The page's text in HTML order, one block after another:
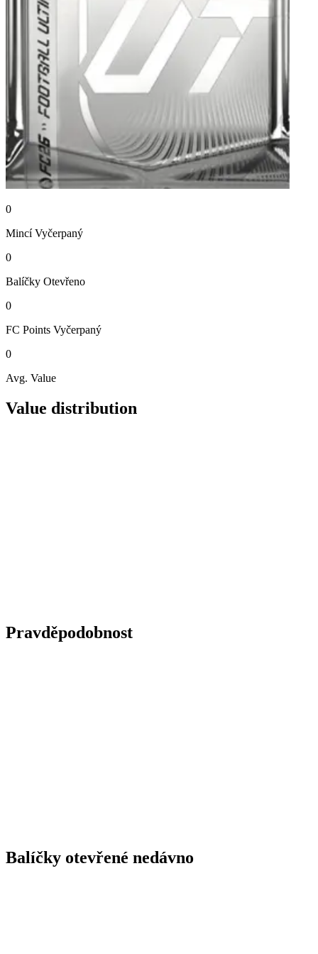
0
Mincí Vyčerpaný
0
Balíčky Otevřeno
0
FC Points Vyčerpaný
0
Avg. Value
Value distribution
Pravděpodobnost
Balíčky otevřené nedávno